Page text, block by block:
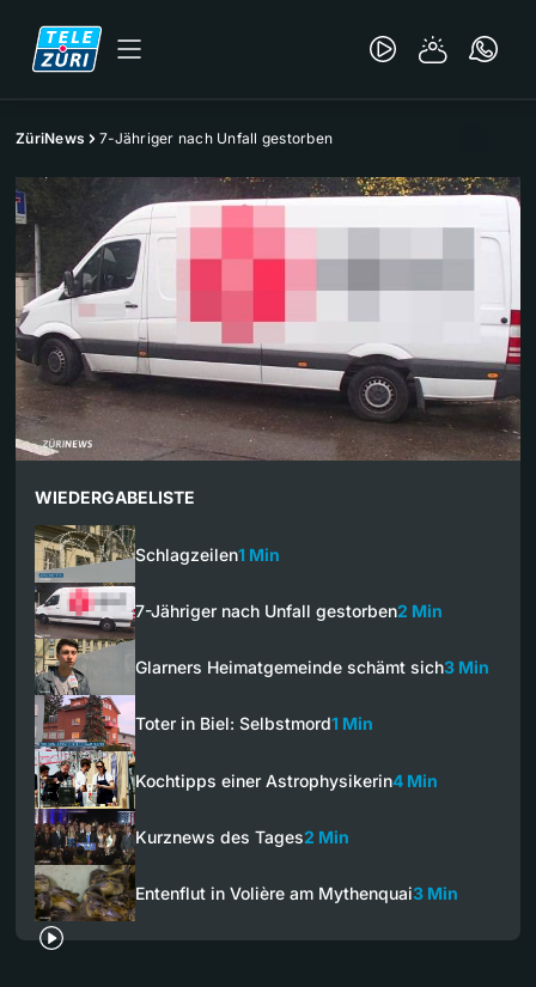
ZüriNews 7-Jähriger nach Unfall gestorben
WIEDERGABELISTE
Schlagzeilen1 Min
7-Jähriger nach Unfall gestorben2 Min
Glarners Heimatgemeinde schämt sich3 Min
Toter in Biel: Selbstmord1 Min
Kochtipps einer Astrophysikerin4 Min
Kurznews des Tages2 Min
Entenflut in Volière am Mythenquai3 Min